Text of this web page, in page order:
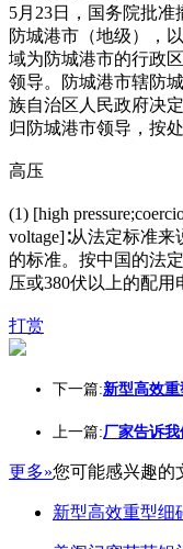
5月23日，国务院批
防城港市（地级），
域为防城港市的行政
领导。防城港市辖防
族自治区人民政府决
归防城港市领导，按
高压
(1) [high
voltage]∶从法定标准
的标准。按中国的法
压或380伏以上的配用
打赏
下一篇:新型高效
上一篇:厂家告诉
更多»您可能感兴趣的
新型高效重型细